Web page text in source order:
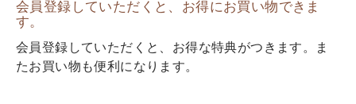
会員登録していただくと、お得にお買い物できま
す。
会員登録していただくと、お得な特典がつきます。ま
たお買い物も便利になります。